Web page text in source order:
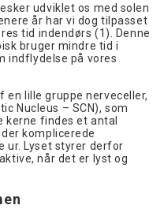
udviklet os med solen
år har vi dog tilpasset
tid indendørs (1). Denne
bruger mindre tid i
indflydelse på vores
en lille gruppe nerveceller,
Nucleus – SCN), som
kerne findes et antal
komplicerede
ur. Lyset styrer derfor
når det er lyst og